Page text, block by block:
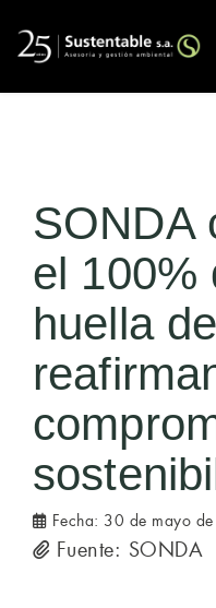
SONDA
el 100%
huella
Fecha: 30 de mayo
Fuente: SONDA